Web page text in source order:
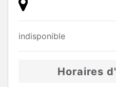
indisponible
Horaires